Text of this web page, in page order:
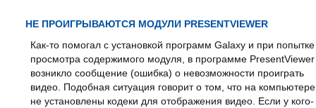
НЕ ПРОИГРЫВАЮТСЯ МОДУЛИ PRESENTVIEWER
Как-то помогал с установкой программ Galaxy и при попытке
просмотра содержимого модуля, в программе PresentViewer
возникло сообщение (ошибка) о невозможности проиграть
видео. Подобная ситуация говорит о том, что на компьютере
не установлены кодеки для отображения видео. Если у кого-